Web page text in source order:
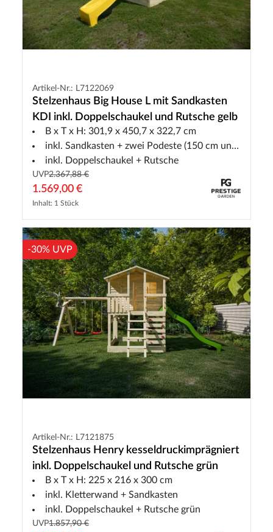
Artikel-Nr.: L7122069
Stelzenhaus Big House L mit Sandkasten
KDI inkl. Doppelschaukel und Rutsche gelb
B x T x H: 301,9 x 450,7 x 322,7 cm
inkl. Sandkasten + zwei Podeste (150 cm und 90 cm)
inkl. Doppelschaukel + Rutsche
UVP2.367,88 €
1.569,00 €
Inhalt: 1 Stück
-30% UVP
Artikel-Nr.: L7121875
Stelzenhaus Henry kesseldruckimprägniert
inkl. Doppelschaukel und Rutsche grün
B x T x H: 225 x 216 x 300 cm
inkl. Kletterwand + Sandkasten
inkl. Doppelschaukel + Rutsche grün
UVP1.857,90 €